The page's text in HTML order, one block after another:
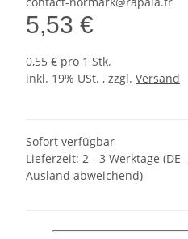
5,53 €
0,55 € pro 1 Stk.
inkl. 19% USt. , zzgl. Versand
Sofort verfügbar
Lieferzeit: 2 - 3 Werktage (DE -
Ausland abweichend)